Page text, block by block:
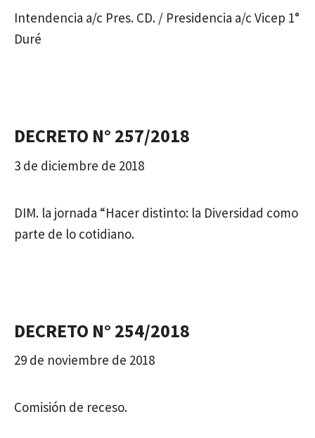
Intendencia a/c Pres. CD. / Presidencia a/c Vicep 1°
Duré
DECRETO N° 257/2018
3 de diciembre de 2018
DIM. la jornada “Hacer distinto: la Diversidad como
parte de lo cotidiano.
DECRETO N° 254/2018
29 de noviembre de 2018
Comisión de receso.